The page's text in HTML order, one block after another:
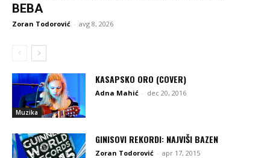
BEBA
Zoran Todorović - avg 8, 2026
Muzika
KASAPSKO ORO (COVER)
Adna Mahić - dec 20, 2016
GINISOVI REKORDI: NAJVIŠI BAZEN
Zoran Todorović - apr 17, 2015